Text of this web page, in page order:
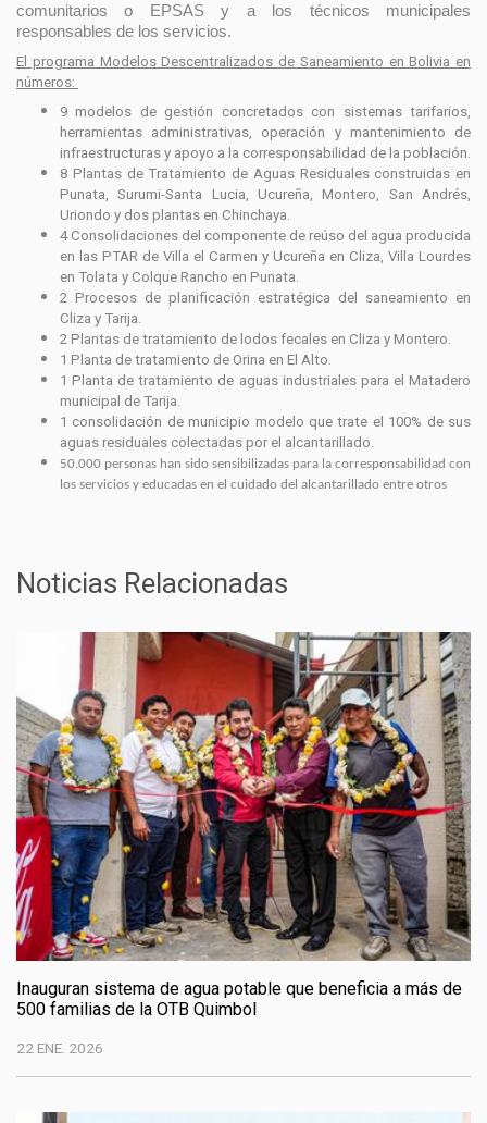
Noticias Relacionadas
Inauguran sistema de agua potable que beneficia a más de
500 familias de la OTB Quimbol
22 ENE. 2026
comunitarios o EPSAS y a los técnicos municipales
responsables de los servicios.
El programa Modelos Descentralizados de Saneamiento en Bolivia en
números:
9 modelos de gestión concretados con sistemas tarifarios,
herramientas administrativas, operación y mantenimiento de
infraestructuras y apoyo a la corresponsabilidad de la población.
8 Plantas de Tratamiento de Aguas Residuales construidas en
Punata, Surumi-Santa Lucia, Ucureña, Montero, San Andrés,
Uriondo y dos plantas en Chinchaya.
4 Consolidaciones del componente de reúso del agua producida
en las PTAR de Villa el Carmen y Ucureña en Cliza, Villa Lourdes
en Tolata y Colque Rancho en Punata.
2 Procesos de planificación estratégica del saneamiento en
Cliza y Tarija.
2 Plantas de tratamiento de lodos fecales en Cliza y Montero.
1 Planta de tratamiento de Orina en El Alto.
1 Planta de tratamiento de aguas industriales para el Matadero
municipal de Tarija.
1 consolidación de municipio modelo que trate el 100% de sus
aguas residuales colectadas por el alcantarillado.
50.000 personas han sido sensibilizadas para la corresponsabilidad con
los servicios y educadas en el cuidado del alcantarillado entre otros